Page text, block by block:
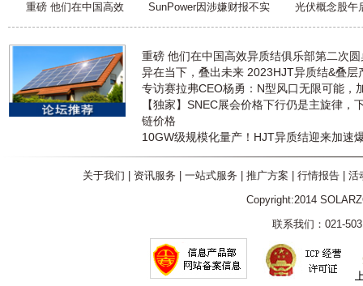
重磅 他们在中国高效 SunPower因涉嫌财报不实 光伏概念股午
重磅 他们在中国高效异质结俱乐部第二次
异在当下，叠出未来 2023HJT异质结&叠层
专访赛拉弗CEO杨勇：N型风口无限可能，
【独家】SNEC展会价格下行仍是主旋律，
链价格
10GW级规模化量产！HJT异质结迎来加速
关于我们 资讯服务 一站式服务 推广方案 行情报告| 活
Copyright:2014
联系我们：021-